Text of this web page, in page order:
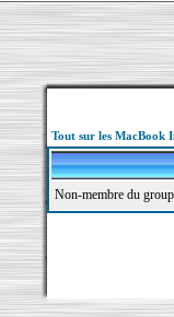
Tout sur les MacBook
Non-membre du